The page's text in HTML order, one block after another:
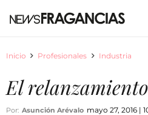
Inicio Profesionales Industria
El
Por: Asunción Arévalo mayo 27, 2016 |